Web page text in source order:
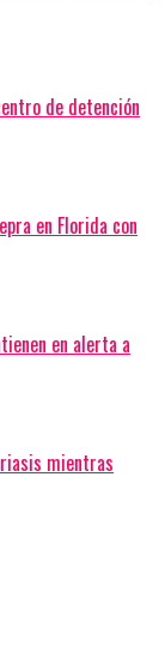
de detención
en Florida con
en alerta a
mientras